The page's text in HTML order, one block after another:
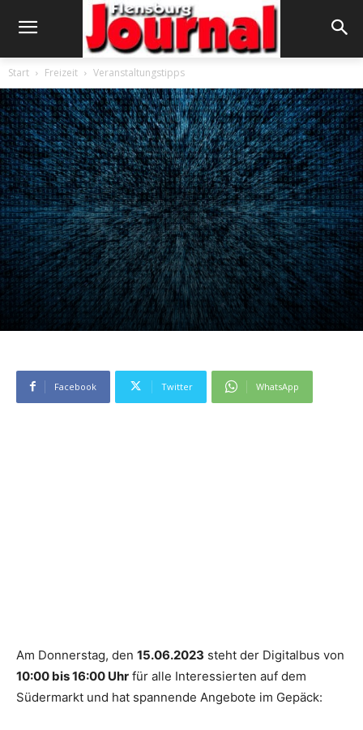
Start Freizeit Veranstaltungstipps
Facebook Twitter WhatsApp
Am Donnerstag, den 15.06.2023 steht der Digitalbus von
10:00 bis 16:00 Uhr für alle Interessierten auf dem
Südermarkt und hat spannende Angebote im Gepäck: